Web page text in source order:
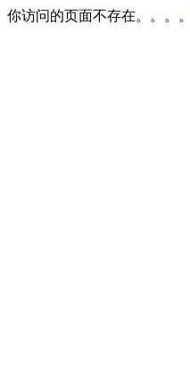
你访问的页面不存在。。。。